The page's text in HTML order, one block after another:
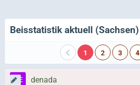
Beisstatistik aktuell (Sachsen)
1 2 3 4
denada